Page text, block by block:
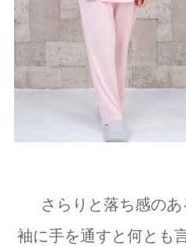
さらりと落ち感のあ
袖に手を通すと何とも